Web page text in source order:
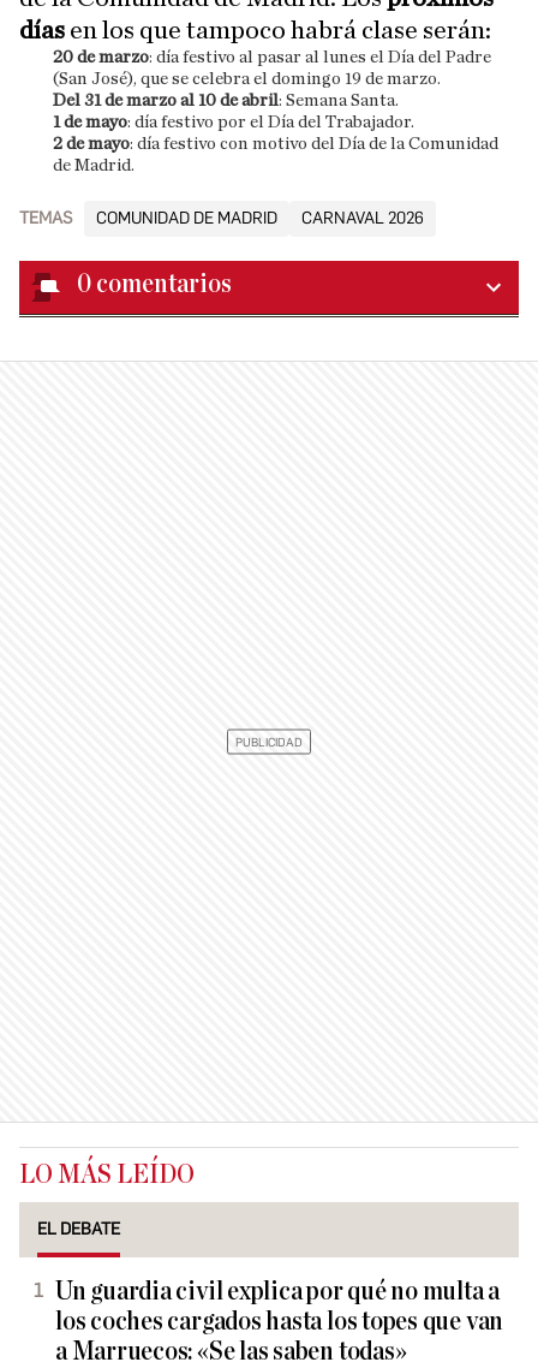
días en los que tampoco habrá clase serán:
20 de marzo: día festivo al pasar al lunes el Día del Padre
(San José), que se celebra el domingo 19 de marzo.
Del 31 de marzo al 10 de abril: Semana Santa.
1 de mayo: día festivo por el Día del Trabajador.
2 de mayo: día festivo con motivo del Día de la Comunidad
de Madrid.
TEMAS COMUNIDAD DE MADRID CARNAVAL 2026
0 comentarios
LO MÁS LEÍDO
EL DEBATE
Un guardia civil explica por qué no multa a
los coches cargados hasta los topes que van
a Marruecos: «Se las saben todas»